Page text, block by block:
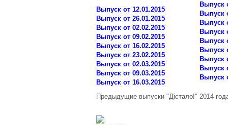
Выпуск от 12.01.2015
Выпуск от 26.01.2015
Выпуск от 02.02.2015
Выпуск от 09.02.2015
Выпуск от 16.02.2015
Выпуск от 23.02.2015
Выпуск от 02.03.2015
Выпуск от 09.03.2015
Выпуск от 16.03.2015
Выпуск
Выпуск
Выпуск
Выпуск
Выпуск
Выпуск
Выпуск
Выпуск
Выпуск
Предыдущие выпуски "Дістало!" 2014